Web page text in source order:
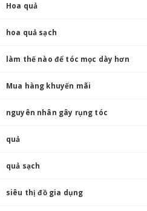
Hoa quả
hoa quả sạch
làm thế nào để tóc mọc dày hơn
Mua hàng khuyến mãi
nguyên nhân gây rụng tóc
quả
quả sạch
siêu thị đồ gia dụng